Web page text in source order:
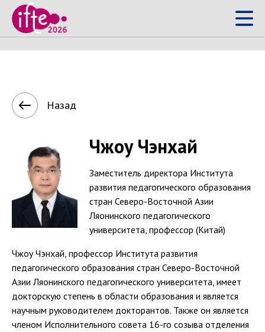
Чжоу Чэнхай
Назад
Чжоу Чэнхай
Заместитель директора Института
развития педагогического образования
стран Северо-Восточной Азии
Ляонинского педагогического
университета, профессор (Китай)
Чжоу Чэнхай, профессор Института развития
педагогического образования стран Северо-Восточной
Азии Ляонинского педагогического университета, имеет
докторскую степень в области образования и является
научным руководителем докторантов. Также он является
членом Исполнительного совета 16-го созыва отделения